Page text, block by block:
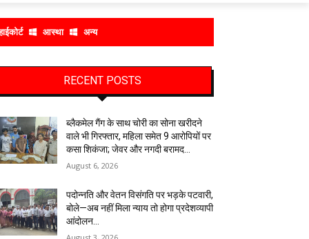
आस्था अन्य
RECENT POSTS
ब्लैकमेल गैंग के साथ चोरी का सोना खरीदने
वाले भी गिरफ्तार, महिला समेत 9 आरोपियों पर
कसा शिकंजा; जेवर और नगदी बरामद…
August 6, 2026
पदोन्नति और वेतन विसंगति पर भड़के पटवारी,
बोले—अब नहीं मिला न्याय तो होगा प्रदेशव्यापी
आंदोलन…